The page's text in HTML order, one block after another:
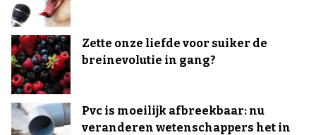
Zette onze liefde voor suiker de
breinevolutie in gang?
Pvc is moeilijk afbreekbaar: nu
veranderen wetenschappers het in